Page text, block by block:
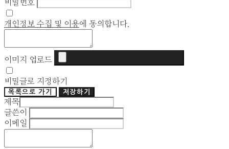
비밀번호
개인정보 수집 및 이용에 동의합니다.
이미지 업로드
비밀글로 지정하기
목록으로 가기 저장하기
제목
글쓴이
이메일